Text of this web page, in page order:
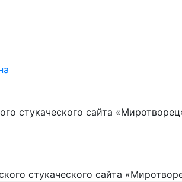
стукаческого сайта